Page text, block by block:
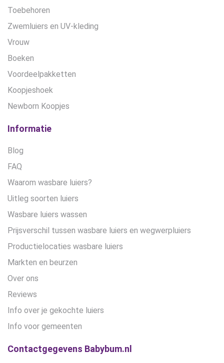
Toebehoren
Zwemluiers en UV-kleding
Vrouw
Boeken
Voordeelpakketten
Koopjeshoek
Newborn Koopjes
Informatie
Blog
FAQ
Waarom wasbare luiers?
Uitleg soorten luiers
Wasbare luiers wassen
Prijsverschil tussen wasbare luiers en wegwerpluiers
Productielocaties wasbare luiers
Markten en beurzen
Over ons
Reviews
Info over je gekochte luiers
Info voor gemeenten
Contactgegevens Babybum.nl